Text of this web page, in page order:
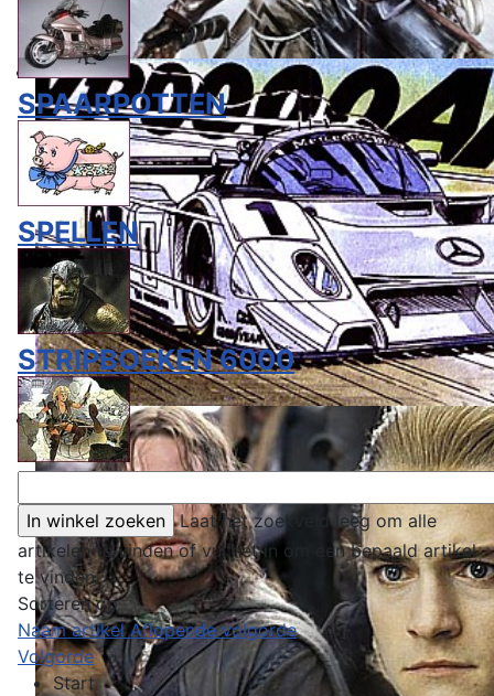
SPAARPOTTEN
SPELLEN
STRIPBOEKEN 6000
Laat het zoekveld leeg om alle
artikelen te vinden of vul het in om een bepaald artikel
te vinden.
Sorteren op
Naam artikel Aflopende volgorde
Volgorde
Start